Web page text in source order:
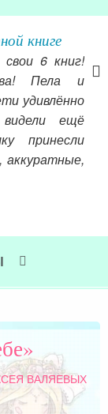
книге
свои 6 книг!
Пела и
удивлённо
ещё
принесли
аккуратные,
ВАЛЯЕВЫХ